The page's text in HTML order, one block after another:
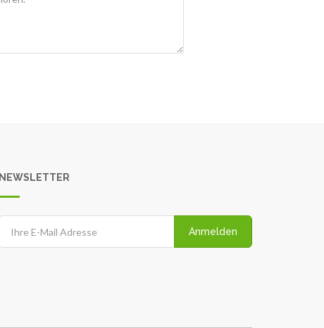
NEWSLETTER
Anmelden